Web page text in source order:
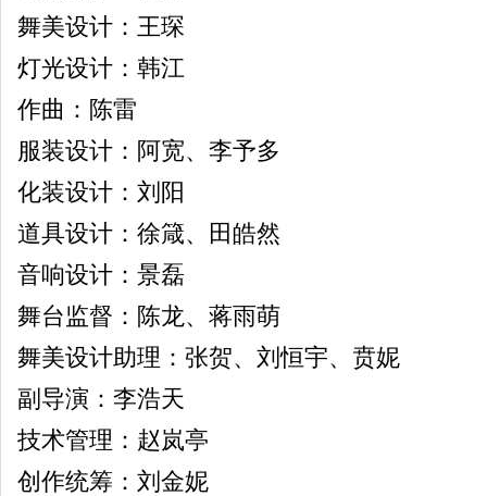
舞美设计：王琛
灯光设计：韩江
作曲：陈雷
服装设计：阿宽、李予多
化装设计：刘阳
道具设计：徐箴、田皓然
音响设计：景磊
舞台监督：陈龙、蒋雨萌
舞美设计助理：张贺、刘恒宇、贲妮
副导演：李浩天
技术管理：赵岚亭
创作统筹：刘金妮